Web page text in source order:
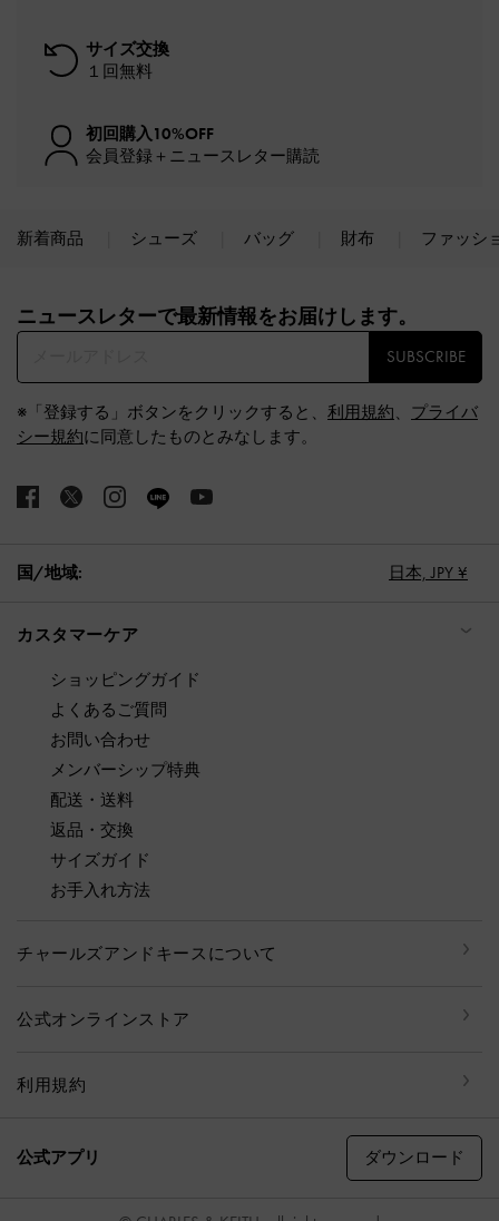
サイズ交換
１回無料
初回購入10%OFF
会員登録＋ニュースレター購読
新着商品 シューズ バッグ 財布 ファッシ
ニュースレターで最新情報をお届けします。​
SUBSCRIBE
※「登録する」ボタンをクリックすると、 利用規約、 プライバ
シー規約に同意したものとみなします。
国/地域: 日本, JPY ¥
カスタマーケア
ショッピングガイド
よくあるご質問
お問い合わせ
メンバーシップ特典
配送・送料
返品・交換
サイズガイド
お手入れ方法
チャールズアンドキースについて
公式オンラインストア
利用規約
公式アプリ ダウンロード